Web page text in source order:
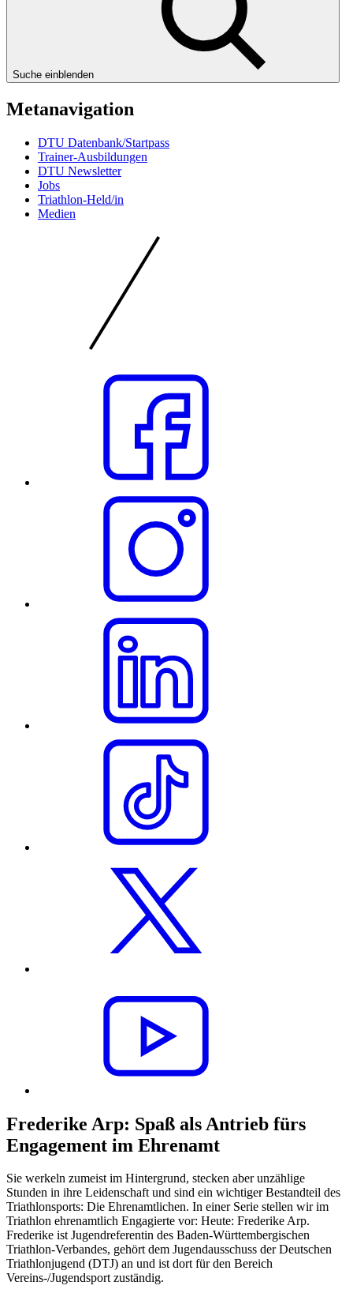
Suche einblenden
Metanavigation
DTU Datenbank/Startpass
Trainer-Ausbildungen
DTU Newsletter
Jobs
Triathlon-Held/in
Medien
Frederike Arp: Spaß als Antrieb fürs
Engagement im Ehrenamt
Sie werkeln zumeist im Hintergrund, stecken aber unzählige
Stunden in ihre Leidenschaft und sind ein wichtiger Bestandteil des
Triathlonsports: Die Ehrenamtlichen. In einer Serie stellen wir im
Triathlon ehrenamtlich Engagierte vor: Heute: Frederike Arp.
Frederike ist Jugendreferentin des Baden-Württembergischen
Triathlon-Verbandes, gehört dem Jugendausschuss der Deutschen
Triathlonjugend (DTJ) an und ist dort für den Bereich
Vereins-/Jugendsport zuständig.